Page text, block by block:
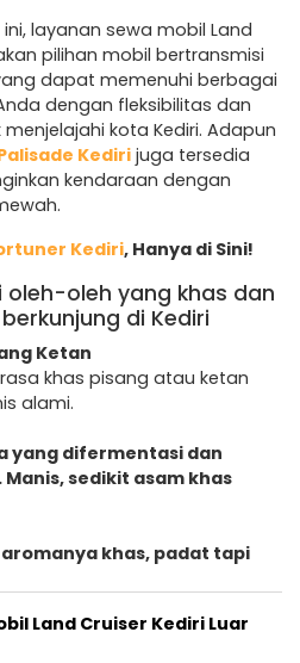
layanan sewa mobil Land
pilihan mobil bertransmisi
dapat memenuhi berbagai
dengan fleksibilitas dan
kota Kediri. Adapun
Kedirijuga tersedia
kendaraan dengan
Kediri, Hanya di Sini!
oleh-oleh yang khas dan
di Kediri
Ketan
khas pisang atau ketan
alami.
yang difermentasi dan
sedikit asam khas
khas, padat tapi
Land Cruiser Kediri Luar